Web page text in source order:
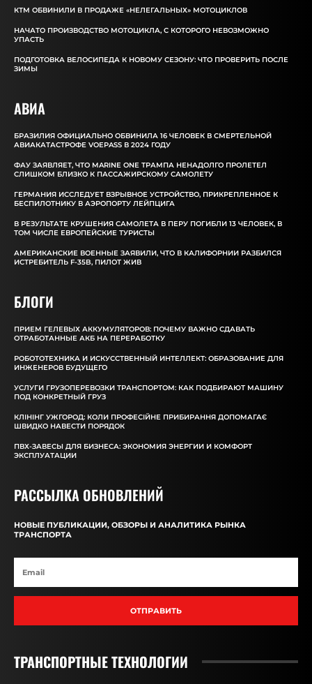
КТМ ОБВИНИЛИ В ПРОДАЖЕ «НЕЛЕГАЛЬНЫХ» МОТОЦИКЛОВ
НАЧАТО ПРОИЗВОДСТВО МОТОЦИКЛА, С КОТОРОГО НЕВОЗМОЖНО
УПАСТЬ
ПОДГОТОВКА ВЕЛОСИПЕДА К НОВОМУ СЕЗОНУ: ЧТО ПРОВЕРИТЬ ПОСЛЕ
ЗИМЫ
АВИА
БРАЗИЛИЯ ОФИЦИАЛЬНО ОБВИНИЛА 16 ЧЕЛОВЕК В СМЕРТЕЛЬНОЙ
АВИАКАТАСТРОФЕ VOEPASS В 2024 ГОДУ
ФАУ ЗАЯВЛЯЕТ, ЧТО MARINE ONE ТРАМПА НЕНАДОЛГО ПРОЛЕТЕЛ
СЛИШКОМ БЛИЗКО К ПАССАЖИРСКОМУ САМОЛЕТУ
ГЕРМАНИЯ ИССЛЕДУЕТ ВЗРЫВНОЕ УСТРОЙСТВО, ПРИКРЕПЛЕННОЕ К
БЕСПИЛОТНИКУ В АЭРОПОРТУ ЛЕЙПЦИГА
В РЕЗУЛЬТАТЕ КРУШЕНИЯ САМОЛЕТА В ПЕРУ ПОГИБЛИ 13 ЧЕЛОВЕК, В
ТОМ ЧИСЛЕ ЕВРОПЕЙСКИЕ ТУРИСТЫ
АМЕРИКАНСКИЕ ВОЕННЫЕ ЗАЯВИЛИ, ЧТО В КАЛИФОРНИИ РАЗБИЛСЯ
ИСТРЕБИТЕЛЬ F-35B, ПИЛОТ ЖИВ
БЛОГИ
ПРИЕМ ГЕЛЕВЫХ АККУМУЛЯТОРОВ: ПОЧЕМУ ВАЖНО СДАВАТЬ
ОТРАБОТАННЫЕ АКБ НА ПЕРЕРАБОТКУ
РОБОТОТЕХНИКА И ИСКУССТВЕННЫЙ ИНТЕЛЛЕКТ: ОБРАЗОВАНИЕ ДЛЯ
ИНЖЕНЕРОВ БУДУЩЕГО
УСЛУГИ ГРУЗОПЕРЕВОЗКИ ТРАНСПОРТОМ: КАК ПОДБИРАЮТ МАШИНУ
ПОД КОНКРЕТНЫЙ ГРУЗ
КЛІНІНГ УЖГОРОД: КОЛИ ПРОФЕСІЙНЕ ПРИБИРАННЯ ДОПОМАГАЄ
ШВИДКО НАВЕСТИ ПОРЯДОК
ПВХ-ЗАВЕСЫ ДЛЯ БИЗНЕСА: ЭКОНОМИЯ ЭНЕРГИИ И КОМФОРТ
ЭКСПЛУАТАЦИИ
РАССЫЛКА ОБНОВЛЕНИЙ
НОВЫЕ ПУБЛИКАЦИИ, ОБЗОРЫ И АНАЛИТИКА РЫНКА
ТРАНСПОРТА
ОТПРАВИТЬ
ТРАНСПОРТНЫЕ ТЕХНОЛОГИИ